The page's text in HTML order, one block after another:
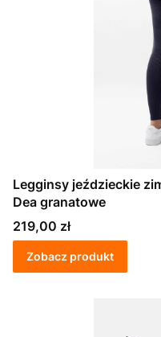
Legginsy jeździeckie
Dea granatowe
Cena
219,00 zł
Zobacz produkt